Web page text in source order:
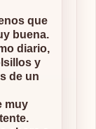
que
buena.
diario,
y
de un
muy